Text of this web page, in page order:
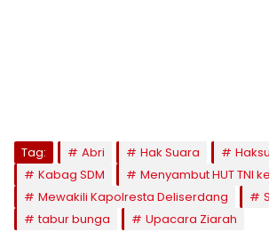
Tag: Abri Hak Suara
Kabag SDM
Menyambut HUT TNI
Mewakili Kapolresta Deliserdang
tabur bunga
Upacara Ziarah